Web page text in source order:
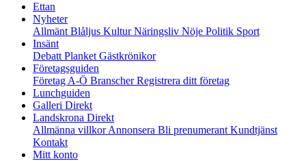
Ettan
Nyheter
Allmänt Blåljus KulturNäringsliv Nöje Politik Sport
Insänt
Debatt Planket Gästkrönikor
Företagsguiden
Företag A-Ö BranscherRegistrera ditt företag
Lunchguiden
Galleri Direkt
Landskrona Direkt
Allmänna villkorAnnonsera Bli prenumerant Kundtjänst
Kontakt
Mitt konto